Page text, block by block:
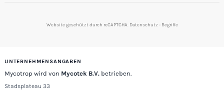
Website geschützt durch reCAPTCHA. Datenschutz - Begriffe
UNTERNEHMENSANGABEN
Mycotrop wird von Mycotek B.V. betrieben.
Stadsplateau 33